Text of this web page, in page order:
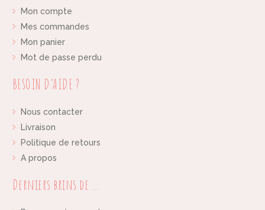
Mon compte
Mes commandes
Mon panier
Mot de passe perdu
BESOIN D’AIDE ?
Nous contacter
Livraison
Politique de retours
A propos
Derniers brins de …